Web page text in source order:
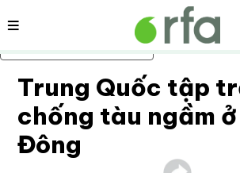
Bỏ qua nội dung chính
Nội dung
Trung Quốc tập
chống tàu ngầm
Đông